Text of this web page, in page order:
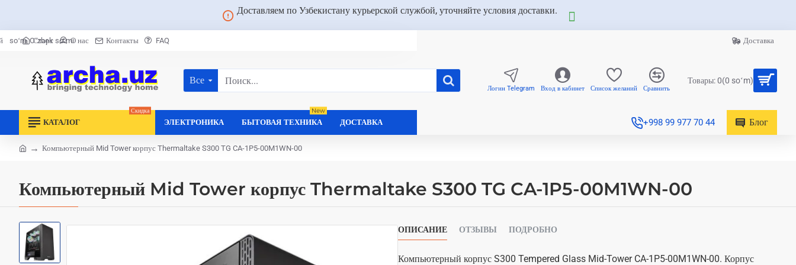
Доставляем по Узбекистану курьерской службой, уточняйте условия доставки.
Старт О нас Контакты FAQ
soʻm Oʻzbek soʻmi Доставка
Все
Поиск... Логин Telegram Вход в кабинет Список желаний Сравнить
Товары: 0(0 soʻm)
КАТАЛОГ
Скидка
ЭЛЕКТРОНИКА БЫТОВАЯ ТЕХНИКА
New
ДОСТАВКА +998 99 977 70 44 Блог
Компьютерный Mid Tower корпус Thermaltake S300 TG CA-1P5-00M1WN-00
Компьютерный Mid Tower корпус Thermaltake S300 TG CA-1P5-00M1WN-00
ОПИСАНИЕ ОТЗЫВЫ ПОДРОБНО
Компьютерный корпус S300 Tempered Glass Mid-Tower CA-1P5-00M1WN-00. Корпус